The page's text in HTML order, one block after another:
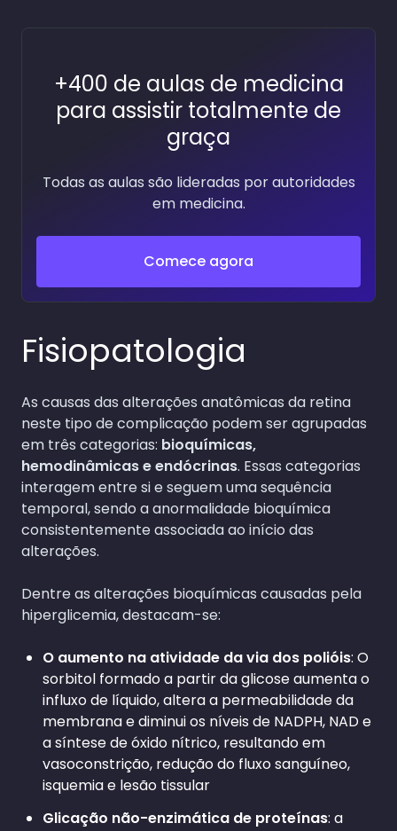
+400 de aulas de medicina
para assistir totalmente de
graça
Todas as aulas são lideradas por autoridades
em medicina.
Comece agora
Fisiopatologia
As causas das alterações anatômicas da retina
neste tipo de complicação podem ser agrupadas
em três categorias: bioquímicas,
hemodinâmicas e endócrinas. Essas categorias
interagem entre si e seguem uma sequência
temporal, sendo a anormalidade bioquímica
consistentemente associada ao início das
alterações.
Dentre as alterações bioquímicas causadas pela
hiperglicemia, destacam-se:
O aumento na atividade da via dos polióis: O
sorbitol formado a partir da glicose aumenta o
influxo de líquido, altera a permeabilidade da
membrana e diminui os níveis de NADPH, NAD e
a síntese de óxido nítrico, resultando em
vasoconstrição, redução do fluxo sanguíneo,
isquemia e lesão tissular
Glicação não-enzimática de proteínas: a